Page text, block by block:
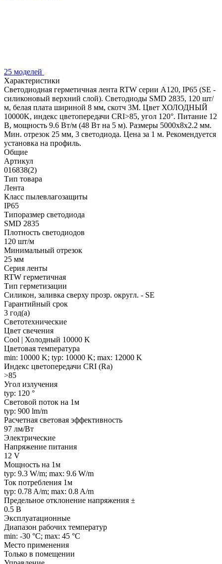
25 моделей
Характеристики
Светодиодная герметичная лента RTW серии A120, IP65 (SE -
силиконовый верхний слой). Светодиоды SMD 2835, 120 шт/
м, белая плата шириной 8 мм, скотч 3M. Цвет ХОЛОДНЫЙ
10000K, индекс цветопередачи CRI>85, угол 120°. Питание 12
В, мощность 9.6 Вт/м (48 Вт на 5 м). Размеры 5000x8x2.2 мм.
Мин. отрезок 25 мм, 3 светодиода. Цена за 1 м. Рекомендуется
установка на профиль.
Общие
Артикул
016838(2)
Тип товара
Лента
Класс пылевлагозащиты
IP65
Типоразмер светодиода
SMD 2835
Плотность светодиодов
120 шт/м
Минимальный отрезок
25 мм
Серия ленты
RTW герметичная
Тип герметизации
Силикон, заливка сверху прозр. округл. - SE
Гарантийный срок
3 год(а)
Светотехнические
Цвет свечения
Cool | Холодный 10000 K
Цветовая температура
min: 10000 K; typ: 10000 K; max: 12000 K
Индекс цветопередачи CRI (Ra)
>85
Угол излучения
typ: 120 °
Световой поток на 1м
typ: 900 lm/m
Расчетная световая эффективность
97 лм/Вт
Электрические
Напряжение питания
12 V
Мощность на 1м
typ: 9.3 W/m; max: 9.6 W/m
Ток потребления 1м
typ: 0.78 A/m; max: 0.8 A/m
Предельное отклонение напряжения ±
0.5 В
Эксплуатационные
Диапазон рабочих температур
min: -30 °C; max: 45 °C
Место применения
Только в помещении